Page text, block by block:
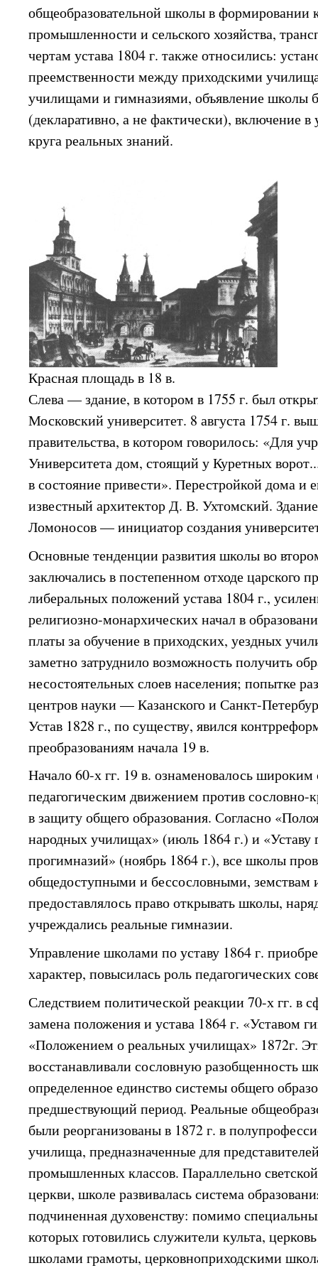
общеобразовательной школы в формировании
промышленности и сельского хозяйства,
чертам устава 1804 г. также относились:
преемственности между приходскими
училищами и гимназиями, объявление школы
(декларативно, а не фактически), включение
круга реальных знаний.
Красная площадь в 18 в.
Слева — здание, в котором в 1755 г. был
Московский университет. 8 августа 1754 г.
правительства, в котором говорилось: «Для
Университета дом, стоящий у Куретных
в состояние привести». Перестройкой дома и
известный архитектор Д. В. Ухтомский.
Ломоносов — инициатор создания
Основные тенденции развития школы во
заключались в постепенном отходе царского
либеральных положений устава 1804 г.,
религиозно-монархических начал в
платы за обучение в приходских, уездных
заметно затруднило возможность получить
несостоятельных слоев населения; попытке
центров науки — Казанского и Санкт-
Устав 1828 г., по существу, явился
преобразованиям начала 19 в.
Начало 60-х гг. 19 в. ознаменовалось
педагогическим движением против
в защиту общего образования. Согласно
народных училищах» (июль 1864 г.) и «Уставу
прогимназий» (ноябрь 1864 г.), все школы
общедоступными и бессословными, земствам
предоставлялось право открывать школы,
учреждались реальные гимназии.
Управление школами по уставу 1864 г.
характер, повысилась роль педагогических
Следствием политической реакции 70-х гг. в
замена положения и устава 1864 г. «Уставом
«Положением о реальных училищах» 1872г.
восстанавливали сословную разобщенность
определенное единство системы общего
предшествующий период. Реальные
были реорганизованы в 1872 г. в
училища, предназначенные для
промышленных классов. Параллельно
церкви, школе развивалась система
подчиненная духовенству: помимо
которых готовились служители культа,
школами грамоты, церковноприходскими